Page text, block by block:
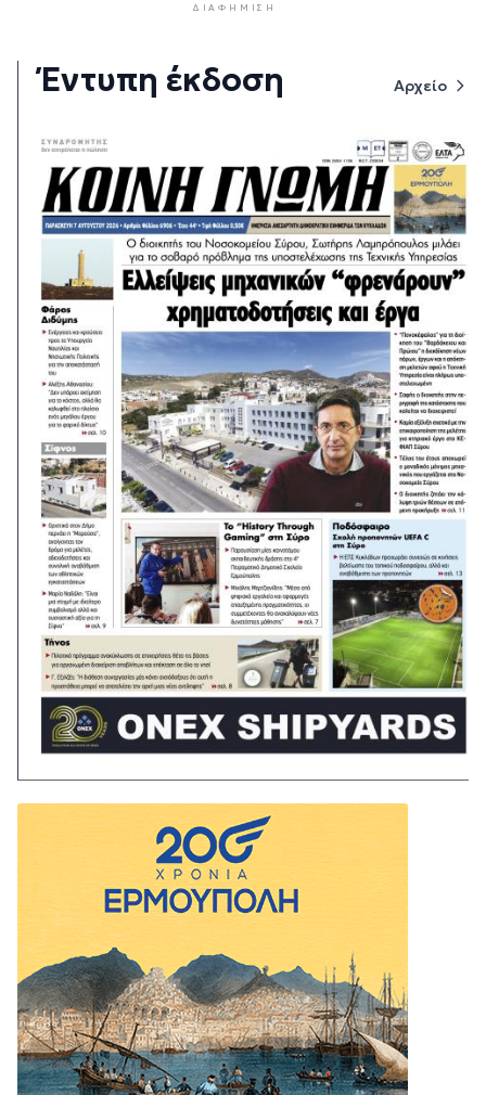
ΔΙΑΦΉΜΙΣΗ
Έντυπη έκδοση Αρχείο